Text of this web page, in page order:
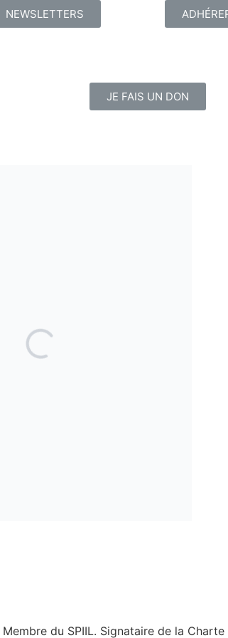
NEWSLETTERS
JE FAIS UN DON
Membre du SPIIL. Signataire de la